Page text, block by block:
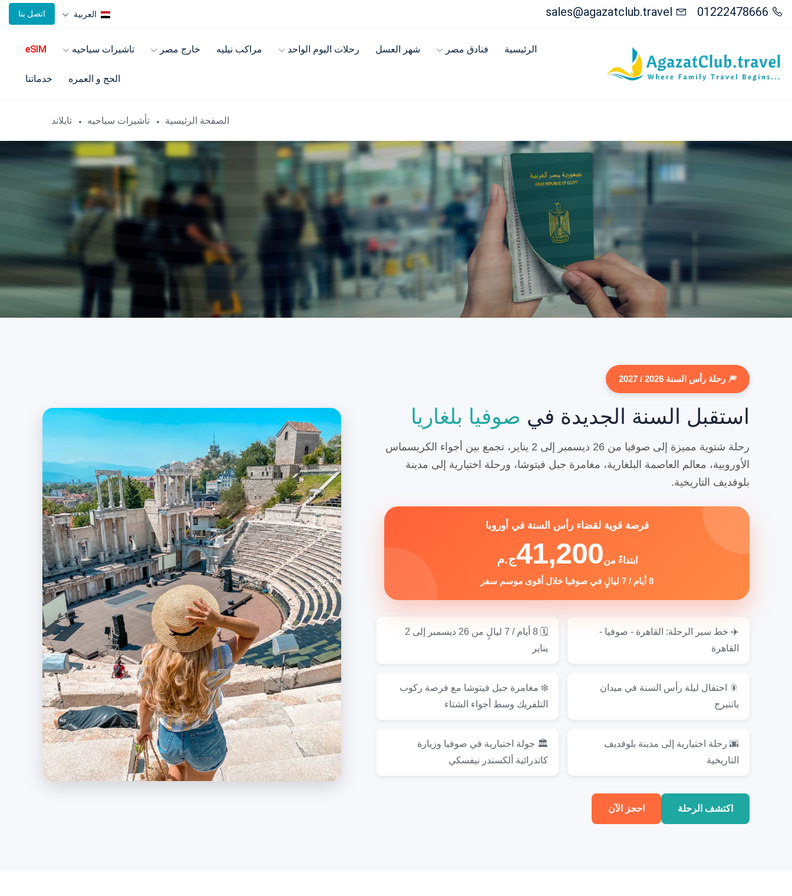
01222478666
sales@agazatclub.travel العربية اتصل بنا
الرئيسية فنادق مصر شهر العسل رحلات اليوم الواحد مراكب نيليه خارج مصر تاشيرات سياحيه eSIM
الحج و العمره خدماتنا
الصفحة الرئيسية تأشيرات سياحيه تايلاند
🎆 رحلة رأس السنة 2026 / 2027
استقبل السنة الجديدة في صوفيا بلغاريا
رحلة شتوية مميزة إلى صوفيا من 26 ديسمبر إلى 2 يناير، تجمع بين أجواء الكريسماس
الأوروبية، معالم العاصمة البلغارية، مغامرة جبل فيتوشا، ورحلة اختيارية إلى مدينة
بلوفديف التاريخية.
فرصة قوية لقضاء رأس السنة في أوروبا
ابتداءً من41,200ج.م
8 أيام / 7 ليالٍ في صوفيا خلال أقوى موسم سفر
✈️ خط سير الرحلة: القاهرة - صوفيا -
القاهرة
🗓️ 8 أيام / 7 ليالٍ من 26 ديسمبر إلى 2
يناير
🎇 احتفال ليلة رأس السنة في ميدان
باتنبرج
❄️ مغامرة جبل فيتوشا مع فرصة ركوب
التلفريك وسط أجواء الشتاء
🌆 رحلة اختيارية إلى مدينة بلوفديف
التاريخية
🏛️ جولة اختيارية في صوفيا وزيارة
كاتدرائية ألكسندر نيفسكي
اكتشف الرحلة احجز الآن